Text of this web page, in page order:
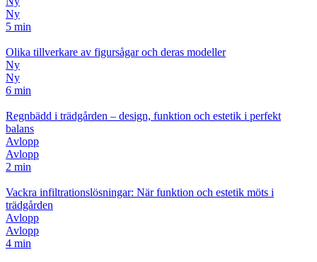
Ny
5 min
Olika tillverkare av figursågar och deras modeller
Ny
Ny
6 min
Regnbädd i trädgården – design, funktion och estetik i perfekt
balans
Avlopp
Avlopp
2 min
Vackra infiltrationslösningar: När funktion och estetik möts i
trädgården
Avlopp
Avlopp
4 min